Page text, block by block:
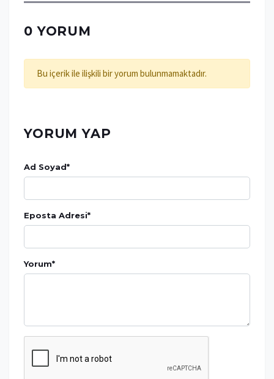
0 YORUM
Bu içerik ile ilişkili bir yorum bulunmamaktadır.
YORUM YAP
Ad Soyad*
Eposta Adresi*
Yorum*